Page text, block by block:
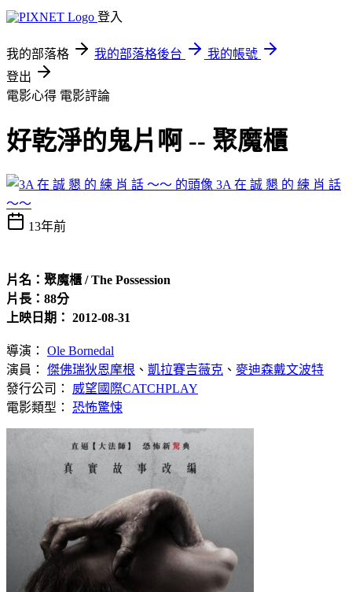
登入
我的部落格 我的部落格後台
我的帳號
登出
電影心得 電影評論
好乾淨的鬼片啊 -- 聚魔櫃
3A 在 誠 懇 的 練 肖 話
～～
13年前
片名：聚魔櫃 / The Possession
片長：88分
上映日期： 2012-08-31
導演： Ole Bornedal
演員： 傑佛瑞狄恩摩根 、 凱拉賽吉薇克 、 麥迪森戴文波特
發行公司： 威望國際CATCHPLAY
電影類型： 恐怖驚悚